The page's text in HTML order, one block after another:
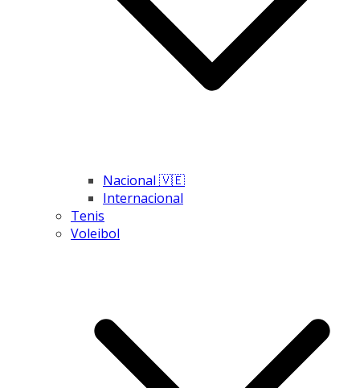
Nacional 🇻🇪
Internacional
Tenis
Voleibol